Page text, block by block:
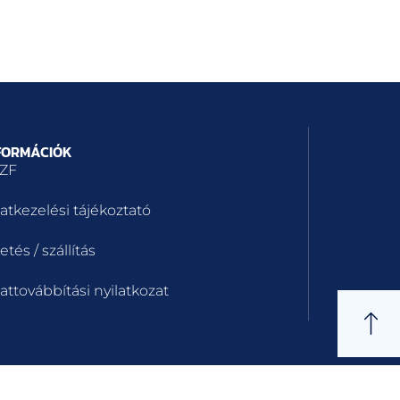
tájékoztató
/ szállítás
nyilatkozat